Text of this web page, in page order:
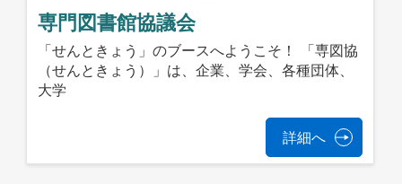
専門図書館協議会
「せんときょう」のブースへようこそ！ 「専図協
（せんときょう）」は、企業、学会、各種団体、
大学
詳細へ